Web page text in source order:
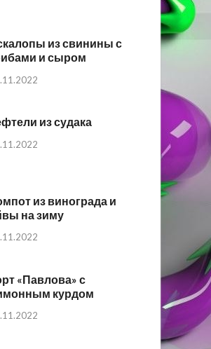
из свинины с
и сыром
из судака
из винограда и
на зиму
«Павлова» с
курдом